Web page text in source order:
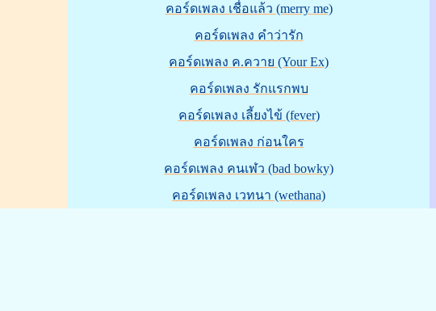
คอร์ดเพลง เชื่อแล้ว (merry me)
คอร์ดเพลง คำว่ารัก
คอร์ดเพลง ค.ควาย (Your Ex)
คอร์ดเพลง รักแรกพบ
คอร์ดเพลง เลี้ยงไข้ (fever)
คอร์ดเพลง ก่อนใคร
คอร์ดเพลง คนเฬว (bad bowky)
คอร์ดเพลง เวทนา (wethana)